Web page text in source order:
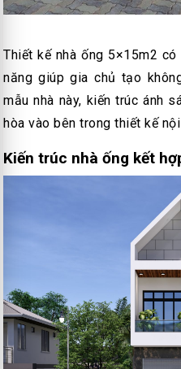
Thiết kế nhà ống 5×15m2
năng giúp gia chủ tạo
mẫu nhà này, kiến trúc ánh
hòa vào bên trong thiết kế
Kiến trúc nhà ống kết